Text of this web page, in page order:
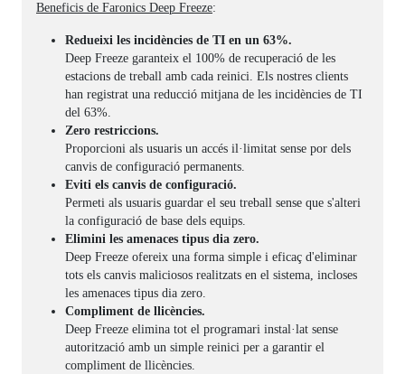
Beneficis de Faronics Deep Freeze:
Redueixi les incidències de TI en un 63%.
Deep Freeze garanteix el 100% de recuperació de les
estacions de treball amb cada reinici. Els nostres clients
han registrat una reducció mitjana de les incidències de TI
del 63%.
Zero restriccions.
Proporcioni als usuaris un accés il·limitat sense por dels
canvis de configuració permanents.
Eviti els canvis de configuració.
Permeti als usuaris guardar el seu treball sense que s'alteri
la configuració de base dels equips.
Elimini les amenaces tipus dia zero.
Deep Freeze ofereix una forma simple i eficaç d'eliminar
tots els canvis maliciosos realitzats en el sistema, incloses
les amenaces tipus dia zero.
Compliment de llicències.
Deep Freeze elimina tot el programari instal·lat sense
autorització amb un simple reinici per a garantir el
compliment de llicències.